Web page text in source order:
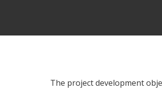
The project development